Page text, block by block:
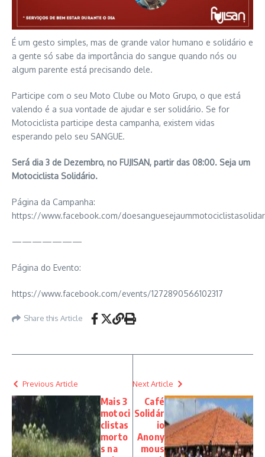
É um gesto simples, mas de grande valor humano e solidário e
a gente só sabe da importância do sangue quando nós ou
algum parente está precisando dele.
Participe com o seu Moto Clube ou Moto Grupo, o que está
valendo é a sua vontade de ajudar e ser solidário. Se for
Motociclista participe desta campanha, existem vidas
esperando pelo seu SANGUE.
Será dia 3 de Dezembro, no FUJISAN, partir das 08:00. Seja um
Motociclista Solidário.
Página da Campanha:
https://www.facebook.com/
———————
Página do Evento:
https://www.facebook.com/events/1272890566102317
Share this Article
Previous Article
Mais 3
motoci
clistas
morto
s na
Next Article
Café
Solidár
io
Anony
mous